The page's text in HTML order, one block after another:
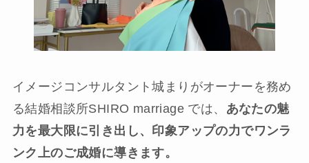
イメージコンサルタント城まりがオーナーを務め
る結婚相談所SHIRO marriage では、 あなたの魅
力を最大限に引き出し、印象アップの力でワンラ
ンク上のご成婚に導きます。